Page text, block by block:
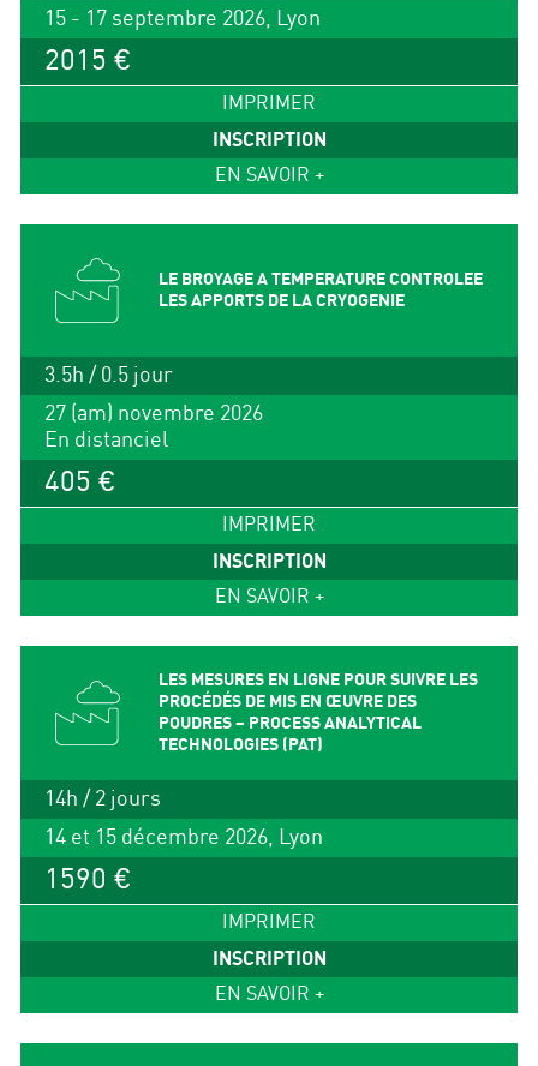
15 - 17 septembre 2026, Lyon
2015 €
IMPRIMER
INSCRIPTION
EN SAVOIR +
LE BROYAGE A TEMPERATURE CONTROLEE
LES APPORTS DE LA CRYOGENIE
3.5h / 0.5 jour
27 (am) novembre 2026
En distanciel
405 €
IMPRIMER
INSCRIPTION
EN SAVOIR +
LES MESURES EN LIGNE POUR SUIVRE LES
PROCÉDÉS DE MIS EN ŒUVRE DES
POUDRES – PROCESS ANALYTICAL
TECHNOLOGIES (PAT)
14h / 2 jours
14 et 15 décembre 2026, Lyon
1590 €
IMPRIMER
INSCRIPTION
EN SAVOIR +